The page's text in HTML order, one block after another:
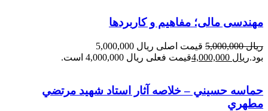
مهندسی مالی؛ مفاهیم و کاربردها
ریال5,000,000
قیمت اصلی ریال 5,000,000
بود.ریال قیمت فعلی ریال 4,000,000 است.
حماسه حسيني – خلاصه آثار استاد شهيد مرتضي
مطهري